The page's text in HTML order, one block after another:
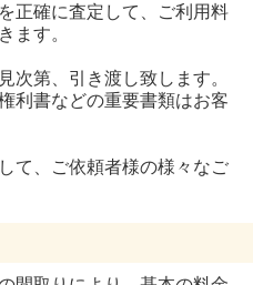
正確に査定して、ご利用料
ます。
次第、引き渡し致します。
利書などの重要書類はお客
て、ご依頼者様の様々なご